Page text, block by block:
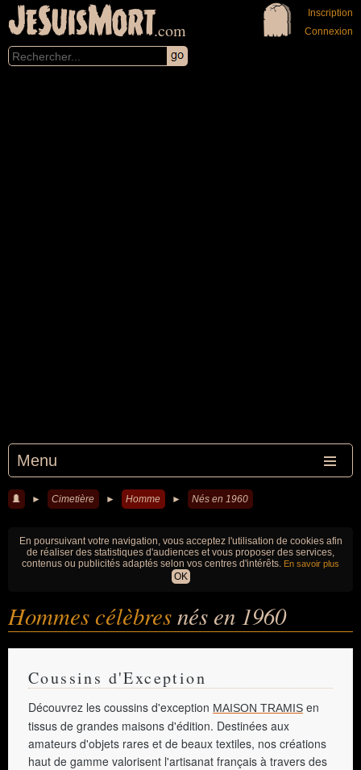
JeSuisMort.com
Menu
Inscription
Connexion
► Cimetière ► Homme ► Nés en 1960
En poursuivant votre navigation, vous acceptez l'utilisation de cookies afin
de réaliser des statistiques d'audiences et vous proposer des services,
contenus ou publicités adaptés selon vos centres d'intérêts. En savoir plus
OK
Hommes célèbresnés en 1960
Coussins d'Exception
Découvrez les coussins d'exception MAISON TRAMIS en
tissus de grandes maisons d'édition. Destinées aux
amateurs d'objets rares et de beaux textiles, nos créations
haut de gamme valorisent l'artisanat français à travers des